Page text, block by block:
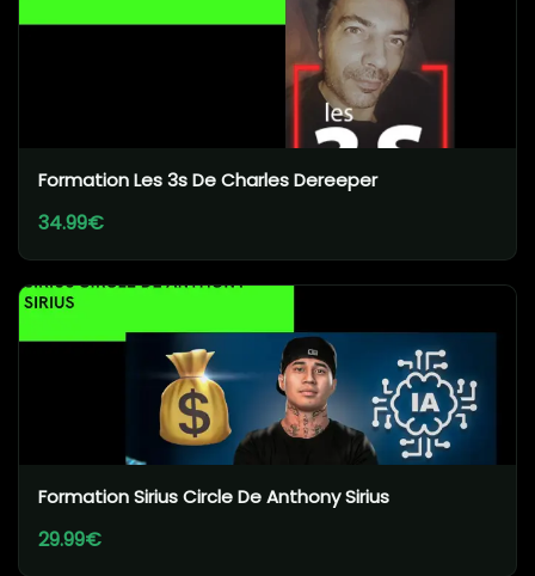
Formation Les 3s De Charles Dereeper
34.99€
Formation Sirius Circle De Anthony Sirius
29.99€